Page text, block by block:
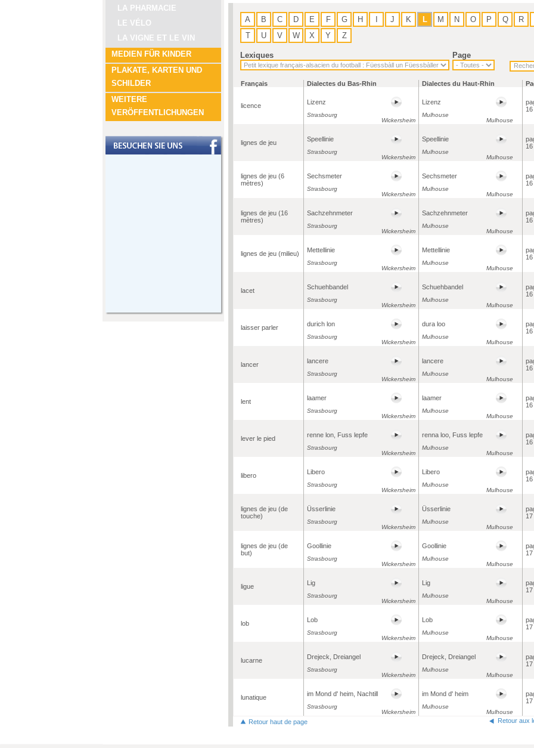
LA PHARMACIE
LE VÉLO
LA VIGNE ET LE VIN
MEDIEN FÜR KINDER
PLAKATE, KARTEN UND
SCHILDER
WEITERE
VERÖFFENTLICHUNGEN
A B C D E F G H J K L M N O P Q R
T
U V W X Y Z
Lexiques Page
Français Dialectes du Bas-Rhin Dialectes du Haut-Rhin
licence Lizenz
Strasbourg
Wickersheim
Lizenz
Mulhouse
Mulhouse
16
lignes de jeu Speellinie
Strasbourg
Wickersheim
Speellinie
Mulhouse
Mulhouse
16
lignes de jeu (6
mètres)
Sechsmeter
Strasbourg
Wickersheim
Sechsmeter
Mulhouse
Mulhouse
16
lignes de jeu (16
mètres)
Sachzehnmeter
Strasbourg
Wickersheim
Sachzehnmeter
Mulhouse
Mulhouse
16
lignes de jeu (milieu) Mettellinie
Strasbourg
Wickersheim
Mettellinie
Mulhouse
Mulhouse
16
lacet Schuehbandel
Strasbourg
Wickersheim
Schuehbandel
Mulhouse
Mulhouse
16
laisser parler durich lon
Strasbourg
Wickersheim
dura loo
Mulhouse
Mulhouse
16
lancer lancere
Strasbourg
Wickersheim
lancere
Mulhouse
Mulhouse
16
lent laamer
Strasbourg
Wickersheim
laamer
Mulhouse
Mulhouse
16
lever le pied renne lon, Fuss lepfe
Strasbourg
Wickersheim
renna loo, Fuss lepfe
Mulhouse
Mulhouse
16
libero Libero
Strasbourg
Wickersheim
Libero
Mulhouse
Mulhouse
16
lignes de jeu (de
touche)
Üsserlinie
Strasbourg
Wickersheim
Üsserlinie
Mulhouse
Mulhouse
17
lignes de jeu (de
but)
Goollinie
Strasbourg
Wickersheim
Goollinie
Mulhouse
Mulhouse
17
ligue Lig
Strasbourg
Wickersheim
Lig
Mulhouse
Mulhouse
17
lob Lob
Strasbourg
Wickersheim
Lob
Mulhouse
Mulhouse
17
lucarne Drejeck, Dreiangel
Strasbourg
Wickersheim
Drejeck, Dreiangel
Mulhouse
Mulhouse
17
lunatique im Mond d' heim, Nachtill
Strasbourg
Wickersheim
im Mond d' heim
Mulhouse
Mulhouse
17
Retour haut de page Retour aux